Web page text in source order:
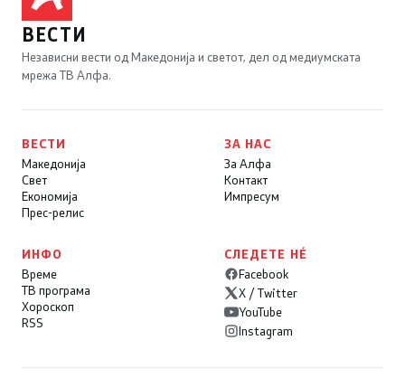
ВЕСТИ
Независни вести од Македонија и светот, дел од медиумската
мрежа ТВ Алфа.
ВЕСТИ
Македонија
Свет
Економија
Прес-релис
ЗА НАС
За Алфа
Контакт
Импресум
ИНФО
Време
ТВ програма
Хороскоп
RSS
СЛЕДЕТЕ НÉ
Facebook
X / Twitter
YouTube
Instagram